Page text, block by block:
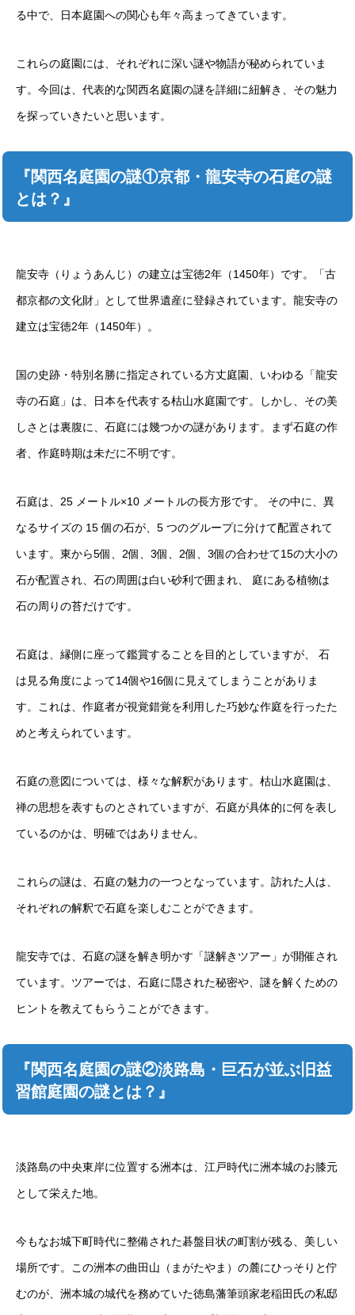
る中で、日本庭園への関心も年々高まってきています。
これらの庭園には、それぞれに深い謎や物語が秘められていま
す。今回は、代表的な関西名庭園の謎を詳細に紐解き、その魅力
を探っていきたいと思います。
『関西名庭園の謎①京都・龍安寺の石庭の謎
とは？』
龍安寺（りょうあんじ）の建立は宝徳2年（1450年）です。「古
都京都の文化財」として世界遺産に登録されています。龍安寺の
建立は宝徳2年（1450年）。
国の史跡・特別名勝に指定されている方丈庭園、いわゆる「龍安
寺の石庭」は、日本を代表する枯山水庭園です。しかし、その美
しさとは裏腹に、石庭には幾つかの謎があります。まず石庭の作
者、作庭時期は未だに不明です。
石庭は、25 メートル×10 メートルの長方形です。 その中に、異
なるサイズの 15 個の石が、5 つのグループに分けて配置されて
います。東から5個、2個、3個、2個、3個の合わせて15の大小の
石が配置され、石の周囲は白い砂利で囲まれ、 庭にある植物は
石の周りの苔だけです。
石庭は、縁側に座って鑑賞することを目的としていますが、 石
は見る角度によって14個や16個に見えてしまうことがありま
す。これは、作庭者が視覚錯覚を利用した巧妙な作庭を行ったた
めと考えられています。
石庭の意図については、様々な解釈があります。枯山水庭園は、
禅の思想を表すものとされていますが、石庭が具体的に何を表し
ているのかは、明確ではありません。
これらの謎は、石庭の魅力の一つとなっています。訪れた人は、
それぞれの解釈で石庭を楽しむことができます。
龍安寺では、石庭の謎を解き明かす「謎解きツアー」が開催され
ています。ツアーでは、石庭に隠された秘密や、謎を解くための
ヒントを教えてもらうことができます。
『関西名庭園の謎②淡路島・巨石が並ぶ旧益
習館庭園の謎とは？』
淡路島の中央東岸に位置する洲本は、江戸時代に洲本城のお膝元
として栄えた地。
今もなお城下町時代に整備された碁盤目状の町割が残る、美しい
場所です。この洲本の曲田山（まがたやま）の麓にひっそりと佇
むのが、洲本城の城代を務めていた徳島藩筆頭家老稲田氏の私邸